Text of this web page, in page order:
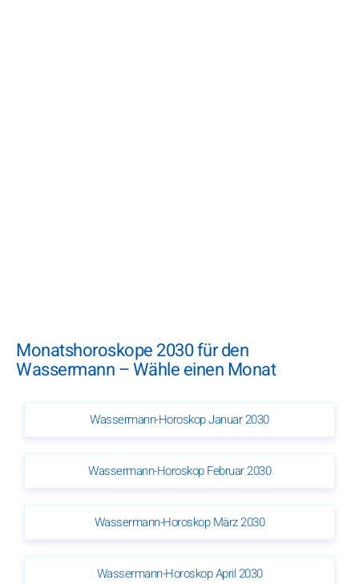
Monatshoroskope 2030 für den
Wassermann – Wähle einen Monat
Wassermann-Horoskop Januar 2030
Wassermann-Horoskop Februar 2030
Wassermann-Horoskop März 2030
Wassermann-Horoskop April 2030